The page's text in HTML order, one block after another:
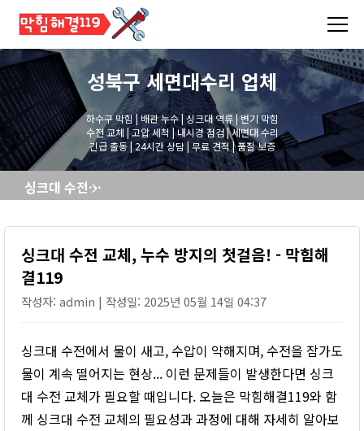
성북구 세면대수리업체
하수구 막힘 | 배관 누수 | 싱크대 역류 | 변기 막힘
수전 교체 | 고압 세척 | 내시경 점검 | 세면대 수리
긴급 출동 | 24시간 상담 | 무료 견적 | 품질 보증
싱크대 수전 교체, 누수 방지의 첫걸음! - 막힘해결119
싱크대 수전 교체, 누수 방지의 첫걸음! - 막힘해
결119
작성자: admin | 작성일: 2025년 05월 14일 04:37
싱크대 수전에서 물이 새고, 수압이 약해지며, 수전을 잠가도
물이 계속 떨어지는 현상... 이런 문제들이 발생한다면 싱크
대 수전 교체가 필요할 때입니다. 오늘은 막힘해결119와 함
께 싱크대 수전 교체의 필요성과 과정에 대해 자세히 알아보